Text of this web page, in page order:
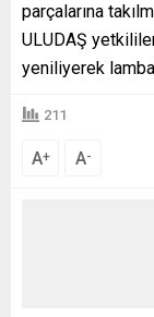
parçalarına
ULUDAŞ
yeniliyerek
211
A+ A-